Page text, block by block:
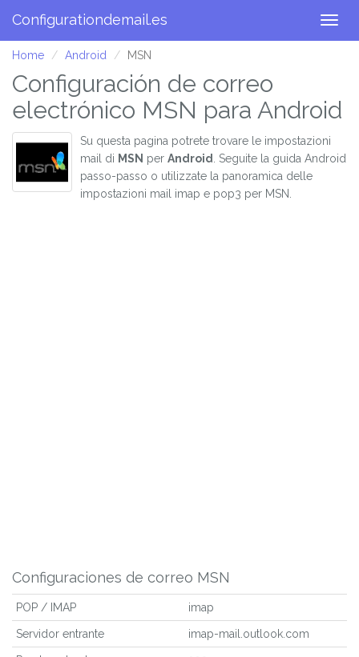
Configurationdemail.es
Home Android MSN
Configuración de correo
electrónico MSN para Android
Su questa pagina potrete trovare le impostazioni
mail di MSN per Android
. Seguite la guida Android
passo-passo o utilizzate la panoramica delle
impostazioni mail imap e pop3 per MSN.
Configuraciones de correo MSN
POP / IMAP imap
Servidor entrante imap-mail.outlook.com